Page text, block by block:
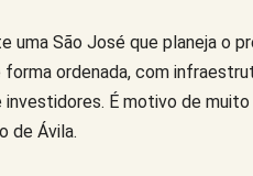
uma São José que planeja o
ordenada, com
investidores. É motivo de
de Ávila.